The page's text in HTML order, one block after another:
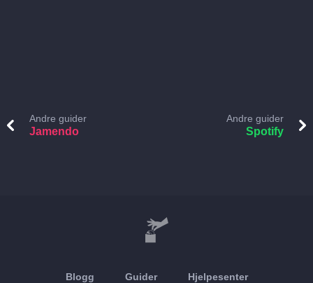
Andre guider
Jamendo
Andre guider
Spotify
Blogg Guider Hjelpesenter